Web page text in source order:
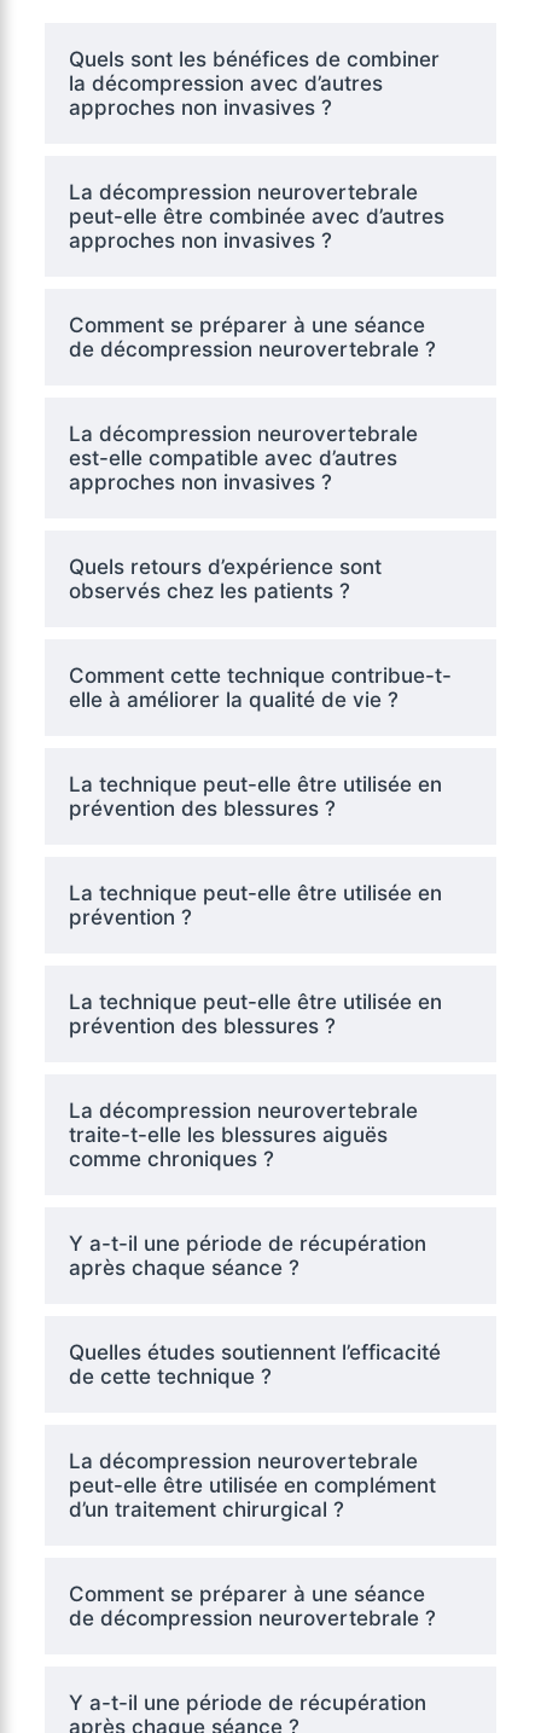
Quels sont les bénéfices de combiner
la décompression avec d’autres
approches non invasives ?
La décompression neurovertebrale
peut-elle être combinée avec d’autres
approches non invasives ?
Comment se préparer à une séance
de décompression neurovertebrale ?
La décompression neurovertebrale
est-elle compatible avec d’autres
approches non invasives ?
Quels retours d’expérience sont
observés chez les patients ?
Comment cette technique contribue-t-
elle à améliorer la qualité de vie ?
La technique peut-elle être utilisée en
prévention des blessures ?
La technique peut-elle être utilisée en
prévention ?
La technique peut-elle être utilisée en
prévention des blessures ?
La décompression neurovertebrale
traite-t-elle les blessures aiguës
comme chroniques ?
Y a-t-il une période de récupération
après chaque séance ?
Quelles études soutiennent l’efficacité
de cette technique ?
La décompression neurovertebrale
peut-elle être utilisée en complément
d’un traitement chirurgical ?
Comment se préparer à une séance
de décompression neurovertebrale ?
Y a-t-il une période de récupération
après chaque séance ?